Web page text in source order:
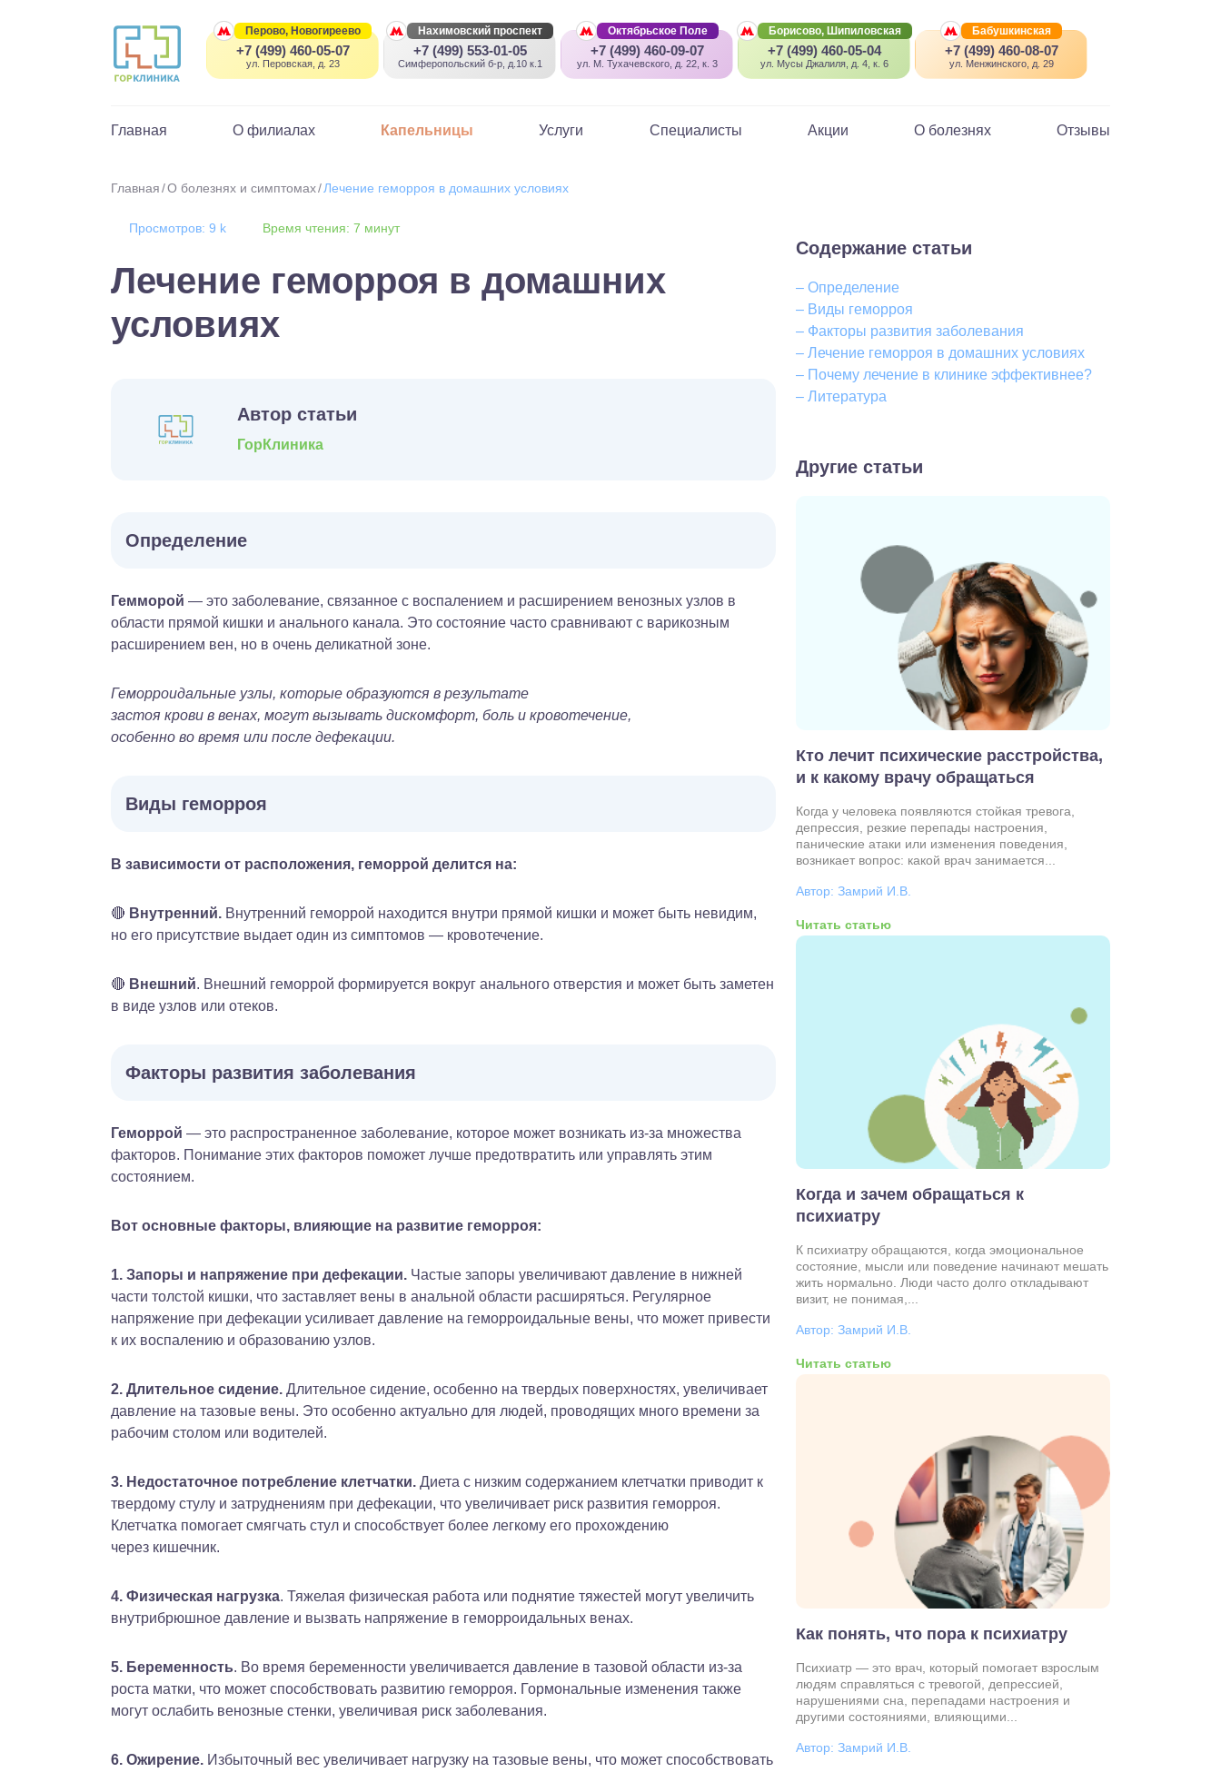
Перово, Новогиреево
+7 (499) 460-05-07
ул. Перовская, д. 23
Нахимовский проспект
+7 (499) 553-01-05
Симферопольский б-р, д.10 к.1
Октябрьское Поле
+7 (499) 460-09-07
ул. М. Тухачевского, д. 22, к. 3
Борисово, Шипиловская
+7 (499) 460-05-04
ул. Мусы Джалиля, д. 4, к. 6
Бабушкинская
+7 (499) 460-08-07
ул. Менжинского, д. 29
Главная О филиалах Капельницы Услуги Специалисты Акции О болезнях Отзывы
Главная О болезнях и симптомах Лечение геморроя в домашних условиях
Просмотров: 9 k Время чтения: 7 минут
Лечение геморроя в домашних
условиях
Автор статьи
ГорКлиника
Определение
Гемморой — это заболевание, связанное с воспалением и расширением венозных узлов в
области прямой кишки и анального канала. Это состояние часто сравнивают с варикозным
расширением вен, но в очень деликатной зоне.
Геморроидальные узлы, которые образуются в результате
застоя крови в венах, могут вызывать дискомфорт, боль и кровотечение,
особенно во время или после дефекации.
Виды геморроя
В зависимости от расположения, геморрой делится на:
🔴 Внутренний. Внутренний геморрой находится внутри прямой кишки и может быть невидим,
но его присутствие выдает один из симптомов — кровотечение.
🔴 Внешний. Внешний геморрой формируется вокруг анального отверстия и может быть заметен
в виде узлов или отеков.
Факторы развития заболевания
Геморрой — это распространенное заболевание, которое может возникать из-за множества
факторов. Понимание этих факторов поможет лучше предотвратить или управлять этим
состоянием.
Вот основные факторы, влияющие на развитие геморроя:
1. Запоры и напряжение при дефекации. Частые запоры увеличивают давление в нижней
части толстой кишки, что заставляет вены в анальной области расширяться. Регулярное
напряжение при дефекации усиливает давление на геморроидальные вены, что может привести
к их воспалению и образованию узлов.
2. Длительное сидение. Длительное сидение, особенно на твердых поверхностях, увеличивает
давление на тазовые вены. Это особенно актуально для людей, проводящих много времени за
рабочим столом или водителей.
3. Недостаточное потребление клетчатки. Диета с низким содержанием клетчатки приводит к
твердому стулу и затруднениям при дефекации, что увеличивает риск развития геморроя.
Клетчатка помогает смягчать стул и способствует более легкому его прохождению
через кишечник.
4. Физическая нагрузка. Тяжелая физическая работа или поднятие тяжестей могут увеличить
внутрибрюшное давление и вызвать напряжение в геморроидальных венах.
5. Беременность. Во время беременности увеличивается давление в тазовой области из-за
роста матки, что может способствовать развитию геморроя. Гормональные изменения также
могут ослабить венозные стенки, увеличивая риск заболевания.
6. Ожирение. Избыточный вес увеличивает нагрузку на тазовые вены, что может способствовать
Содержание статьи
– Определение
– Виды геморроя
– Факторы развития заболевания
– Лечение геморроя в домашних условиях
– Почему лечение в клинике эффективнее?
– Литература
Другие статьи
Кто лечит психические расстройства,
и к какому врачу обращаться
Когда у человека появляются стойкая тревога,
депрессия, резкие перепады настроения,
панические атаки или изменения поведения,
возникает вопрос: какой врач занимается...
Автор: Замрий И.В.
Читать статью
Когда и зачем обращаться к
психиатру
К психиатру обращаются, когда эмоциональное
состояние, мысли или поведение начинают мешать
жить нормально. Люди часто долго откладывают
визит, не понимая,...
Автор: Замрий И.В.
Читать статью
Как понять, что пора к психиатру
Психиатр — это врач, который помогает взрослым
людям справляться с тревогой, депрессией,
нарушениями сна, перепадами настроения и
другими состояниями, влияющими...
Автор: Замрий И.В.